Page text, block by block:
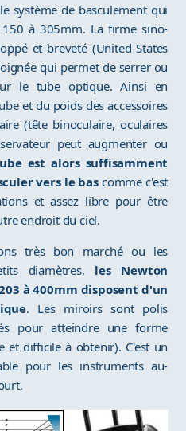
système de basculement qui
à 305mm. La firme sino-
et breveté (United States
qui permet de serrer ou
le tube optique. Ainsi en
et du poids des accessoires
(tête binoculaire, oculaires
peut augmenter ou
est alors suffisamment
vers le bascomme c'est
et assez libre pour être
endroit du ciel.
très bon marché ou les
diamètres, les Newton
à 400mm disposent d'un
. Les miroirs sont polis
pour atteindre une forme
et difficile à obtenir). C'est un
pour les instruments au-